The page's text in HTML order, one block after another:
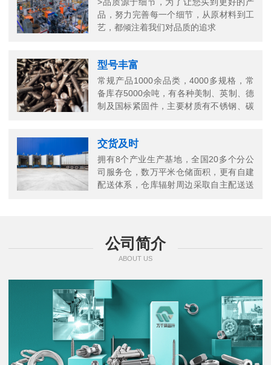
品，努力完善每一个细节，从原材料到工
艺，都倾注着我们对品质的追求
型号丰富
常规产品1000余品类，4000多规格，常
备库存5000余吨，有各种美制、英制、德
制及国标紧固件，主要材质有不锈钢、碳
交货及时
拥有8个产业生产基地，全国20多个分公
司服务仓，数万平米仓储面积，更有自建
配送体系，仓库辐射周边采取自主配送送
公司简介
ABOUT US